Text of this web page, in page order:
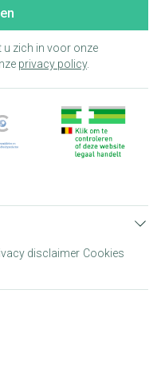
u zich in voor onze
privacy policy.
disclaimer Cookies